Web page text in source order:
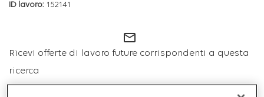
152141
mail_outline
Ricevi offerte di lavoro future corrispondenti a questa
ricerca